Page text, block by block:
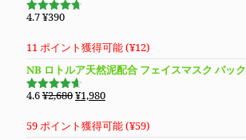
5段階で
4.7¥390
11 ポイント獲得可能 (¥12)
NB ロトルア天然泥配合 フェイスマスク パック
5段階で
4.6¥2,680元
価
¥1,980現
の
59 ポイント獲得可能 (¥59)